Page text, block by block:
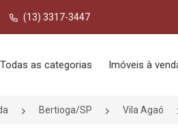
(13) 3317-3447
Todas as categorias Imóveis à
Bertioga/SP Vila Agaó